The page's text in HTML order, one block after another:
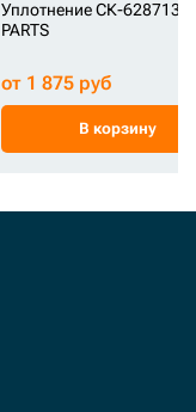
Уплотнение СК-6287136
PARTS
от 1 875 руб
В корзину